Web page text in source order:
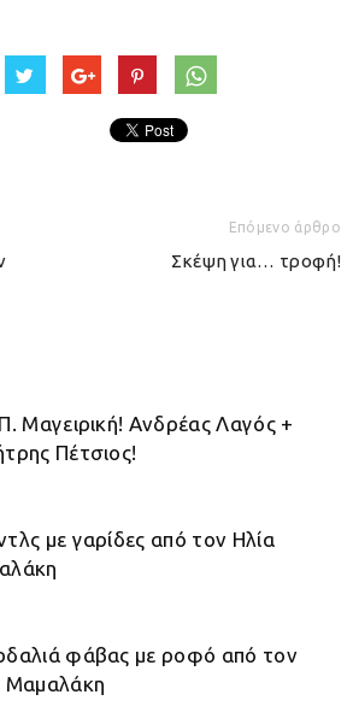
Επόμενο άρθρο
Σκέψη για… τροφή!
Μαγειρική! Ανδρέας Λαγός +
Πέτσιος!
με γαρίδες από τον Ηλία
φάβας με ροφό από τον
Μαμαλάκη